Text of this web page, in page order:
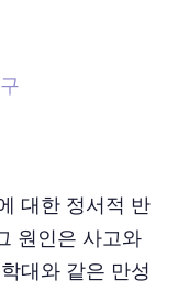
대한 정서적 반
원인은 사고와
대와 같은 만성